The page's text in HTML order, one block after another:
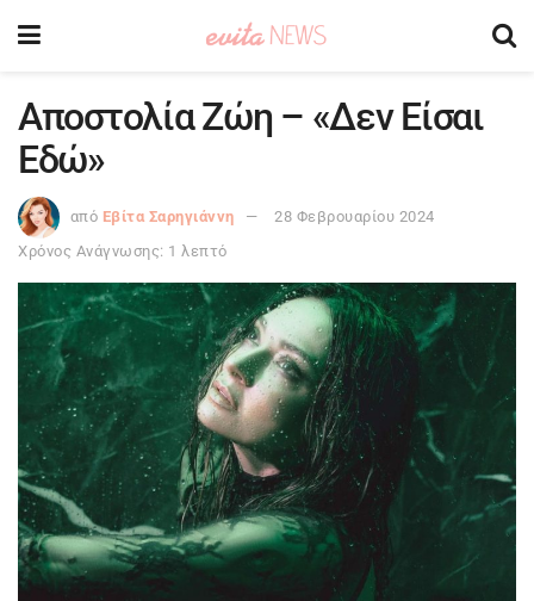
Αποστολία Ζώη – «Δεν Είσαι
Εδώ»
από Εβίτα Σαρηγιάννη
28 Φεβρουαρίου 2024
Χρόνος Ανάγνωσης: 1 λεπτό